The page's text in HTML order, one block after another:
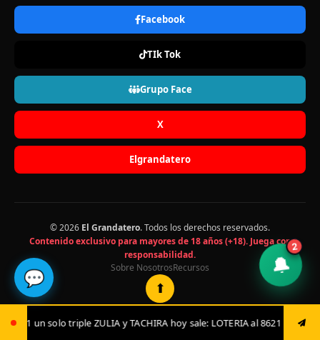
y TACHIRA hoy sale: LOTERIA al 8621 luego envía ya: ANIMAL al
Facebook
TIk Tok
Grupo Face
X
Elgrandatero
© 2026 El Grandatero. Todos los derechos reservados.
Contenido exclusivo para mayores de 18 años (+18). Juega con
responsabilidad.
Sobre NosotrosRecursos
⬆
🔔
2
💬